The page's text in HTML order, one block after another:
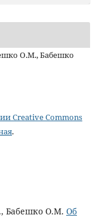
О.М., Бабешко
Creative Commons
.
Бабешко О.М. Об